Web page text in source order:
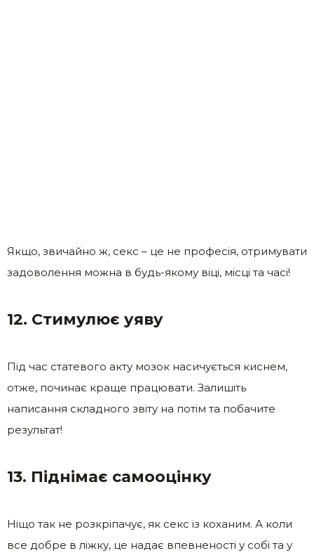
Якщо, звичайно ж, секс – це не професія, отримувати
задоволення можна в будь-якому віці, місці та часі!
12. Стимулює уяву
Під час статевого акту мозок насичується киснем,
отже, починає краще працювати. Залишіть
написання складного звіту на потім та побачите
результат!
13. Піднімає самооцінку
Ніщо так не розкріпачує, як секс із коханим. А коли
все добре в ліжку, це надає впевненості у собі та у